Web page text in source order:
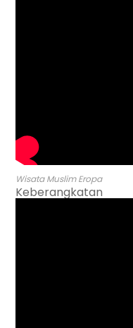
Wisata Muslim Eropa
Keberangkatan